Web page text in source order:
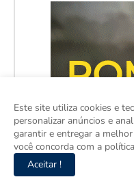
Este site utiliza cookies e
personalizar anúncios e
garantir e entregar a
você concorda com a
Aceitar !